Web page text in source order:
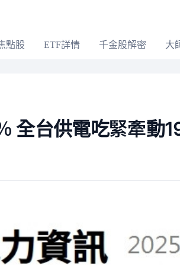
點股 ETF詳情 千金股解密 大
全台供電吃緊牽動